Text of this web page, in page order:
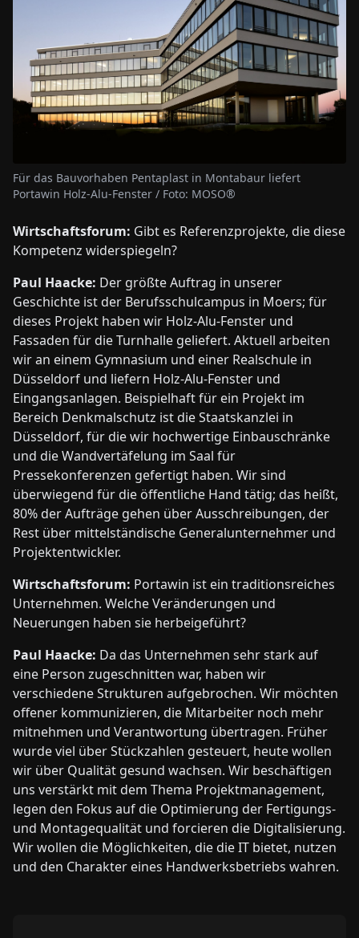
Für das Bauvorhaben Pentaplast in Montabaur liefert
Portawin Holz-Alu-Fenster / Foto: MOSO®
Wirtschaftsforum: Gibt es Referenzprojekte, die diese
Kompetenz widerspiegeln?
Paul Haacke: Der größte Auftrag in unserer
Geschichte ist der Berufsschulcampus in Moers; für
dieses Projekt haben wir Holz-Alu-Fenster und
Fassaden für die Turnhalle geliefert. Aktuell arbeiten
wir an einem Gymnasium und einer Realschule in
Düsseldorf und liefern Holz-Alu-Fenster und
Eingangsanlagen. Beispielhaft für ein Projekt im
Bereich Denkmalschutz ist die Staatskanzlei in
Düsseldorf, für die wir hochwertige Einbauschränke
und die Wandvertäfelung im Saal für
Pressekonferenzen gefertigt haben. Wir sind
überwiegend für die öffentliche Hand tätig; das heißt,
80% der Aufträge gehen über Ausschreibungen, der
Rest über mittelständische Generalunternehmer und
Projektentwickler.
Wirtschaftsforum: Portawin ist ein traditionsreiches
Unternehmen. Welche Veränderungen und
Neuerungen haben sie herbeigeführt?
Paul Haacke: Da das Unternehmen sehr stark auf
eine Person zugeschnitten war, haben wir
verschiedene Strukturen aufgebrochen. Wir möchten
offener kommunizieren, die Mitarbeiter noch mehr
mitnehmen und Verantwortung übertragen. Früher
wurde viel über Stückzahlen gesteuert, heute wollen
wir über Qualität gesund wachsen. Wir beschäftigen
uns verstärkt mit dem Thema Projektmanagement,
legen den Fokus auf die Optimierung der Fertigungs-
und Montagequalität und forcieren die Digitalisierung.
Wir wollen die Möglichkeiten, die die IT bietet, nutzen
und den Charakter eines Handwerksbetriebs wahren.